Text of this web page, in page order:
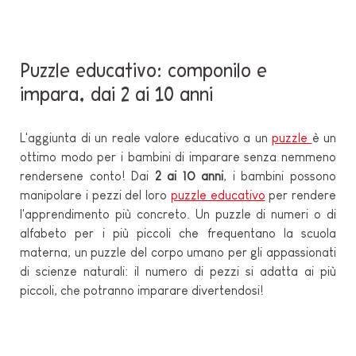
Puzzle educativo: componilo e
impara, dai 2 ai 10 anni
L'aggiunta di un reale valore educativo a un puzzle è un
ottimo modo per i bambini di imparare senza nemmeno
rendersene conto! Dai 2 ai 10 anni, i bambini possono
manipolare i pezzi del loro puzzle educativo per rendere
l'apprendimento più concreto. Un puzzle di numeri o di
alfabeto per i più piccoli che frequentano la scuola
materna, un puzzle del corpo umano per gli appassionati
di scienze naturali: il numero di pezzi si adatta ai più
piccoli, che potranno imparare divertendosi!